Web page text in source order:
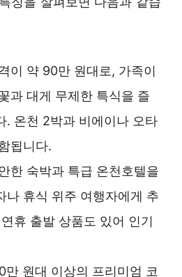
이 약 90만 원대로, 가족이
과 대게 무제한 특식을 즐
. 온천 2박과 비에이나 오타
됩니다.
한 숙박과 특급 온천호텔을
나 휴식 위주 여행자에게 추
휴 출발 상품도 있어 인기
만 원대 이상의 프리미엄 코